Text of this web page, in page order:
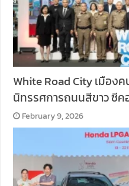
White Road City เมือง
นิทรรศการถนนสีขาว ซีค
February 9, 2026